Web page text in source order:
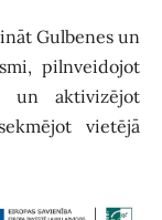
Gulbenes un
pilnveidojot
un aktivizējot
vietējā